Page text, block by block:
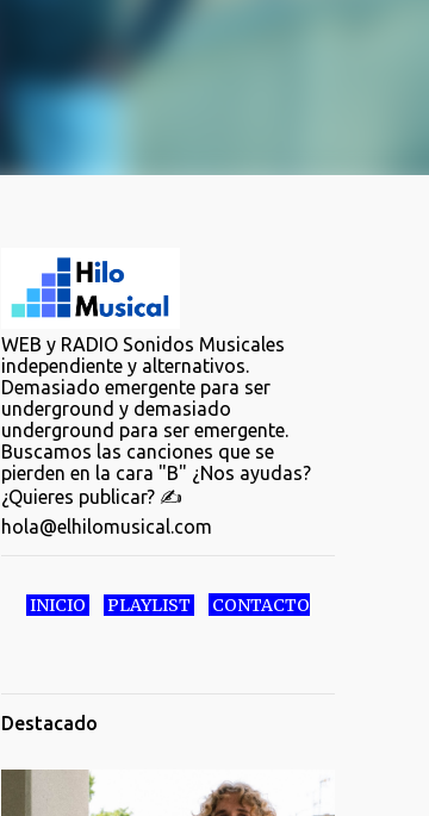
WEB y RADIO Sonidos Musicales
independiente y alternativos.
Demasiado emergente para ser
underground y demasiado
underground para ser emergente.
Buscamos las canciones que se
pierden en la cara "B" ¿Nos ayudas?
¿Quieres publicar? ✍️
hola@elhilomusical.com
INICIO PLAYLIST CONTACTO
Destacado